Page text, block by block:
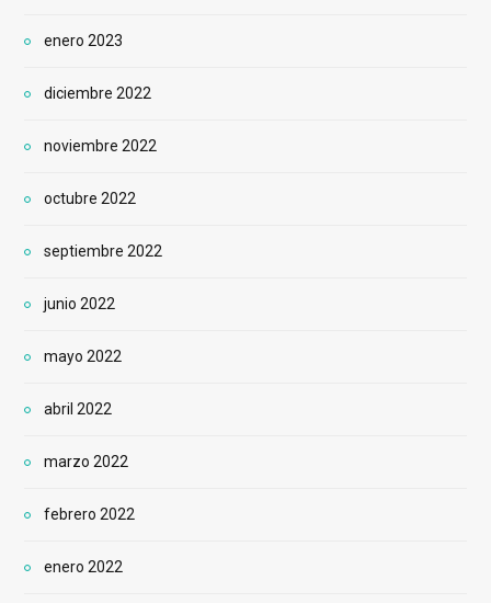
enero 2023
diciembre 2022
noviembre 2022
octubre 2022
septiembre 2022
junio 2022
mayo 2022
abril 2022
marzo 2022
febrero 2022
enero 2022